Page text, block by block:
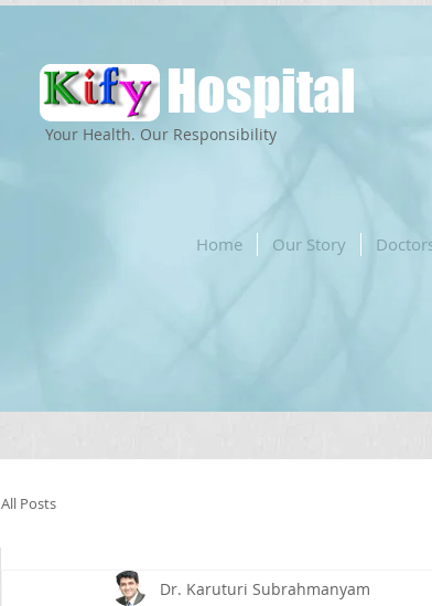
Hospital
Home Our Story
Your Health. Our Responsibility
All Posts
Dr. Karuturi Subrahmanyam